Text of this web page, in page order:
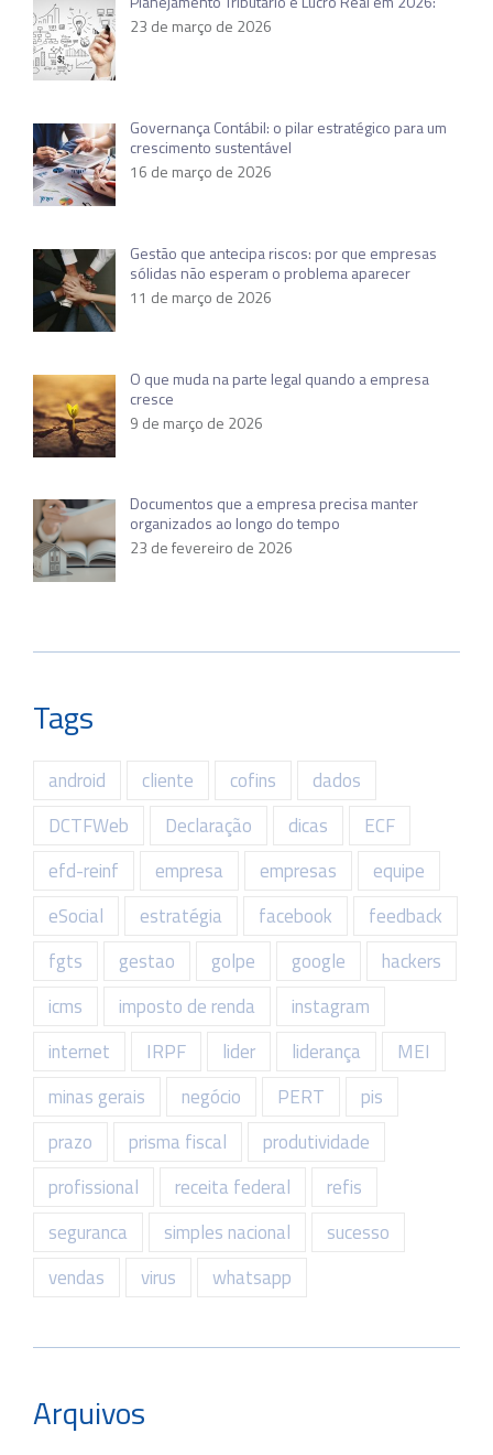
23 de março de 2026
Governança Contábil: o pilar estratégico para um
crescimento sustentável
16 de março de 2026
Gestão que antecipa riscos: por que empresas
sólidas não esperam o problema aparecer
11 de março de 2026
O que muda na parte legal quando a empresa
cresce
9 de março de 2026
Documentos que a empresa precisa manter
organizados ao longo do tempo
23 de fevereiro de 2026
Tags
android cliente cofins
dados
DCTFWeb
Declaração dicas
ECF
efd-reinf
empresa empresas
equipe
eSocial
estratégia facebook
feedback
fgts
gestao golpe google
hackers
icms
imposto de renda
instagram
internet
IRPF lider liderança
MEI
minas gerais
negócio PERT
pis
prazo
prisma fiscal
produtividade
profissional
receita federal
refis
seguranca
simples nacional
sucesso
vendas
virus whatsapp
Arquivos